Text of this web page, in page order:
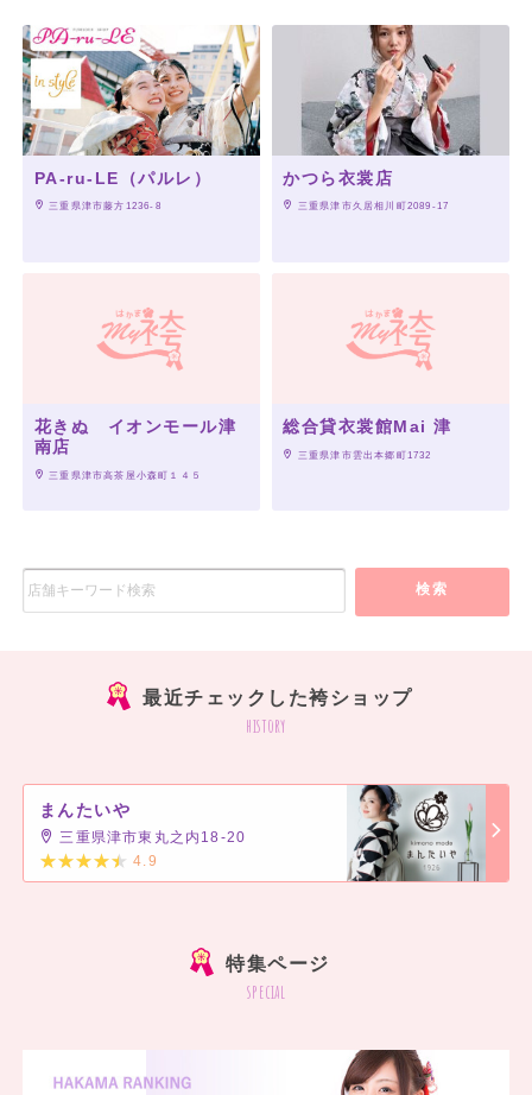
PA-ru-LE（パルレ）
三重県津市藤方1236-8
かつら衣裳店
三重県津市久居相川町2089-17
花きぬ イオンモール津
南店
三重県津市高茶屋小森町１４５
総合貸衣裳館Mai 津
三重県津市雲出本郷町1732
検索
最近チェックした袴ショップ
history
まんたいや
三重県津市東丸之内18-20
4.9
特集ページ
special